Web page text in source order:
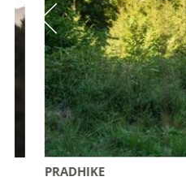
PRADHIKE